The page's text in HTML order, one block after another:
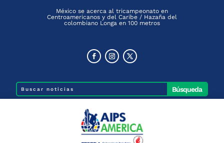
México se acerca al tricampeonato en
Centroamericanos y del Caribe / Hazaña del
colombiano Longa en 100 metros